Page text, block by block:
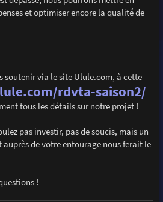
et optimiser encore la qualité de
soutenir via le site Ulule.com, à cette
rdvta-saison2/
tous les détails sur notre projet !
pas investir, pas de soucis, mais un
de votre entourage nous ferait le
!